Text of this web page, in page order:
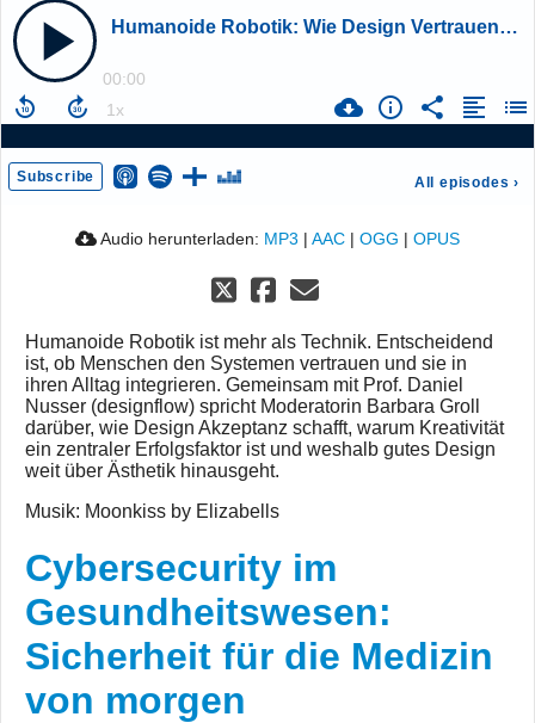
Humanoide Robotik: Wie Design Vertrauen schafft
00:00
Subscribe All episodes ›
Audio herunterladen: MP3 | AAC | OGG | OPUS
Humanoide Robotik ist mehr als Technik. Entscheidend
ist, ob Menschen den Systemen vertrauen und sie in
ihren Alltag integrieren. Gemeinsam mit Prof. Daniel
Nusser (designflow) spricht Moderatorin Barbara Groll
darüber, wie Design Akzeptanz schafft, warum Kreativität
ein zentraler Erfolgsfaktor ist und weshalb gutes Design
weit über Ästhetik hinausgeht.
Musik: Moonkiss by Elizabells
Cybersecurity im
Gesundheitswesen:
Sicherheit für die Medizin
von morgen